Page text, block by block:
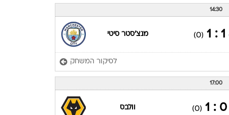
14:30
1 : 1
(0) מנצ'סטר סיטי
לסיקור המשחק
17:00
0 : 1
(0) וולבס